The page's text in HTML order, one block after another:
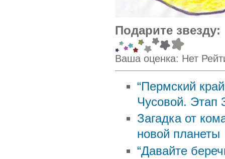
Подарите звезду:
Ваша оценка: Нет
“Пермский
Чусовой. Этап
Загадка от
новой планеты
“Давайте